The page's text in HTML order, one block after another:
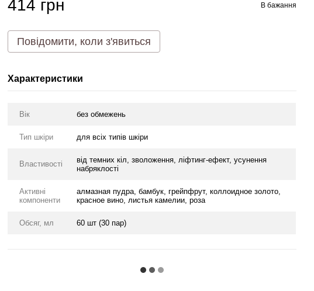
414 грн В бажання
Повідомити, коли з'явиться
Характеристики
Вік без обмежень
Тип шкіри для всіх типів шкіри
Властивості
від темних кіл, зволоження, ліфтинг-ефект, усунення
набряклості
Активні
компоненти
алмазная пудра, бамбук, грейпфрут, коллоидное золото,
красное вино, листья камелии, роза
Обсяг, мл 60 шт (30 пар)